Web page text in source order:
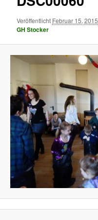
Veröffentlicht Februar 15, 2015
GH Stocker